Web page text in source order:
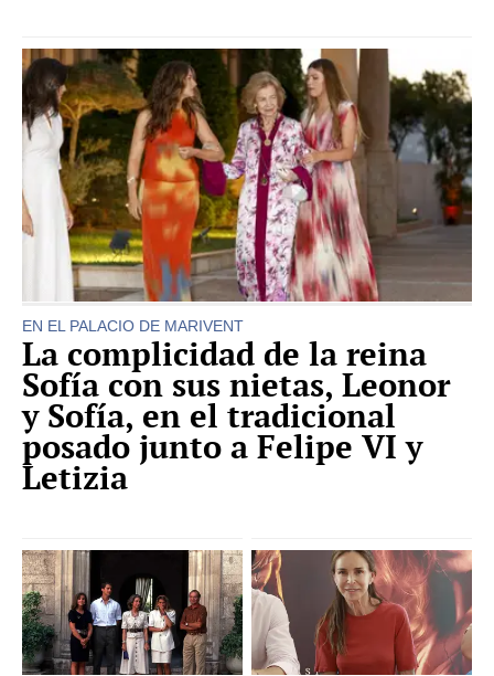
EN EL PALACIO DE MARIVENT
La complicidad de la reina
Sofía con sus nietas, Leonor
y Sofía, en el tradicional
posado junto a Felipe VI y
Letizia